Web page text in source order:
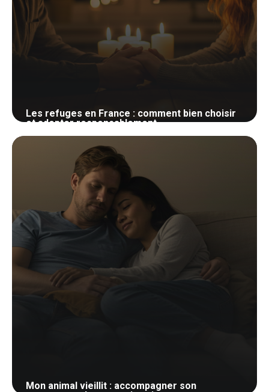
Les refuges en France : comment bien choisir
et adopter responsablement
Mon animal vieillit : accompagner son